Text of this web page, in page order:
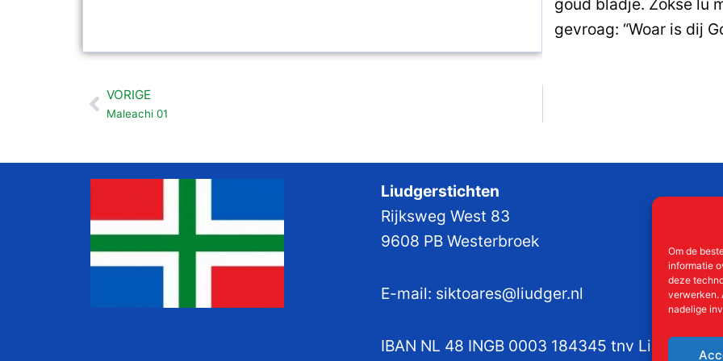
Om de
informatie
deze
verwerken.
nadelige
gevroag: “Woar is dij
Vorige
VORIGE
Maleachi 01
Liudgerstichten
Rijksweg West 83
9608 PB Westerbroek
E-mail: siktoares@liudger.nl
IBAN NL 48 INGB 0003 184345 tnv